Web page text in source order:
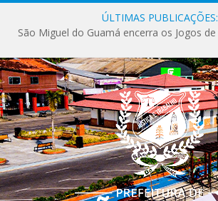
ÚLTIMAS PUBLICAÇÕES: